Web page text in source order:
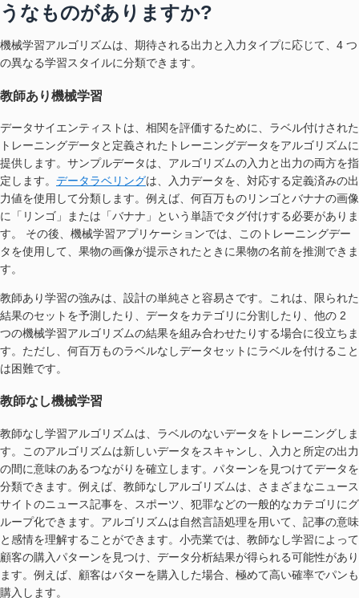
うなものがありますか?
機械学習アルゴリズムは、期待される出力と入力タイプに応じて、4 つ
の異なる学習スタイルに分類できます。
教師あり機械学習
データサイエンティストは、相関を評価するために、ラベル付けされた
トレーニングデータと定義されたトレーニングデータをアルゴリズムに
提供します。サンプルデータは、アルゴリズムの入力と出力の両方を指
定します。 データラベリングは、入力データを、対応する定義済みの出
力値を使用して分類します。例えば、何百万ものリンゴとバナナの画像
に「リンゴ」または「バナナ」という単語でタグ付けする必要がありま
す。 その後、機械学習アプリケーションでは、このトレーニングデー
タを使用して、果物の画像が提示されたときに果物の名前を推測できま
す。
教師あり学習の強みは、設計の単純さと容易さです。これは、限られた
結果のセットを予測したり、データをカテゴリに分割したり、他の 2
つの機械学習アルゴリズムの結果を組み合わせたりする場合に役立ちま
す。ただし、何百万ものラベルなしデータセットにラベルを付けること
は困難です。
教師なし機械学習
教師なし学習アルゴリズムは、ラベルのないデータをトレーニングしま
す。このアルゴリズムは新しいデータをスキャンし、入力と所定の出力
の間に意味のあるつながりを確立します。パターンを見つけてデータを
分類できます。例えば、教師なしアルゴリズムは、さまざまなニュース
サイトのニュース記事を、スポーツ、犯罪などの一般的なカテゴリにグ
ループ化できます。アルゴリズムは自然言語処理を用いて、記事の意味
と感情を理解することができます。小売業では、教師なし学習によって
顧客の購入パターンを見つけ、データ分析結果が得られる可能性があり
ます。例えば、顧客はバターを購入した場合、極めて高い確率でパンも
購入します。